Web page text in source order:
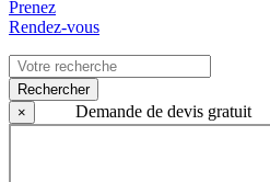
Prenez
Rendez-vous
Rechercher
×
Demande de devis gratuit